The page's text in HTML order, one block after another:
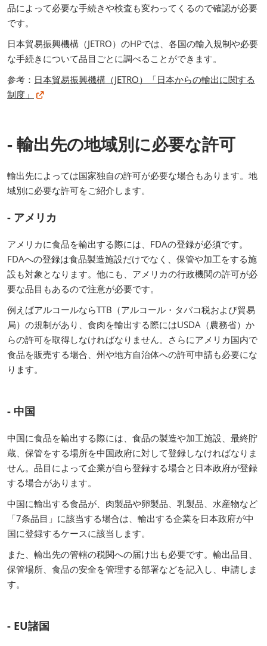
品によって必要な手続きや検査も変わってくるので確認が必要
です。
日本貿易振興機構（JETRO）のHPでは、各国の輸入規制や必要
な手続きについて品目ごとに調べることができます。
参考： 日本貿易振興機構（JETRO）「日本からの輸出に関する
制度」
- 輸出先の地域別に必要な許可
輸出先によっては国家独自の許可が必要な場合もあります。地
域別に必要な許可をご紹介します。
- アメリカ
アメリカに食品を輸出する際には、FDAの登録が必須です。
FDAへの登録は食品製造施設だけでなく、保管や加工をする施
設も対象となります。他にも、アメリカの行政機関の許可が必
要な品目もあるので注意が必要です。
例えばアルコールならTTB（アルコール・タバコ税および貿易
局）の規制があり、食肉を輸出する際にはUSDA（農務省）か
らの許可を取得しなければなりません。さらにアメリカ国内で
食品を販売する場合、州や地方自治体への許可申請も必要にな
ります。
- 中国
中国に食品を輸出する際には、食品の製造や加工施設、最終貯
蔵、保管をする場所を中国政府に対して登録しなければなりま
せん。品目によって企業が自ら登録する場合と日本政府が登録
する場合があります。
中国に輸出する食品が、肉製品や卵製品、乳製品、水産物など
「7条品目」に該当する場合は、輸出する企業を日本政府が中
国に登録するケースに該当します。
また、輸出先の管轄の税関への届け出も必要です。輸出品目、
保管場所、食品の安全を管理する部署などを記入し、申請しま
す。
- EU諸国